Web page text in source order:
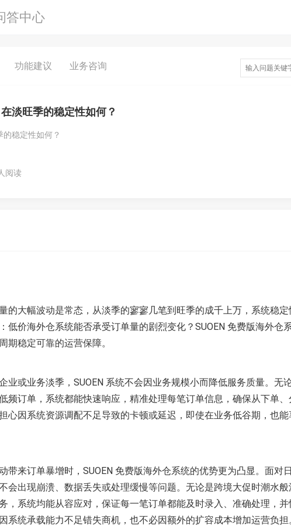
答中心
功能建议 业务咨询
淡旺季的稳定性如何？
稳定性如何？
阅读
的大幅波动是常态，从淡季的寥寥几笔到旺季的成千上万，系统稳
低价海外仓系统能否承受订单量的剧烈变化？SUOEN 免费版海外仓
期稳定可靠的运营保障。
业或业务淡季，SUOEN 系统不会因业务规模小而降低服务质量。无
频订单，系统都能快速响应，精准处理每笔订单信息，确保从下单
心因系统资源调配不足导致的卡顿或延迟，即使在业务低谷期，也
带来订单暴增时，SUOEN 免费版海外仓系统的优势更为凸显。面对
会出现崩溃、数据丢失或处理缓慢等问题。无论是跨境大促时潮水
，系统均能从容应对，保证每一笔订单都能及时录入、准确处理，
系统承载能力不足错失商机，也不必因额外的扩容成本增加运营负担